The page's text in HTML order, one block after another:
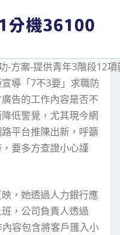
-方案-提供青年3階段12
導「7不3要」求職防
告的工作內容是否不
低警覺，尤其現今網
平台推陳出新，呼籲
要多方查證小心謹
，她透過人力銀行應
，公司負責人透過
容包含將客戶匯入小